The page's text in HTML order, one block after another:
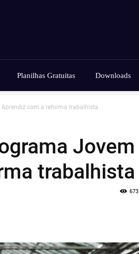
Planilhas Gratuitas Downloads
com a reforma trabalhista
Jovem
trabalhista
673